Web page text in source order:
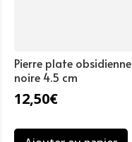
Pierre plate obsidienne
noire 4.5 cm
12,50€